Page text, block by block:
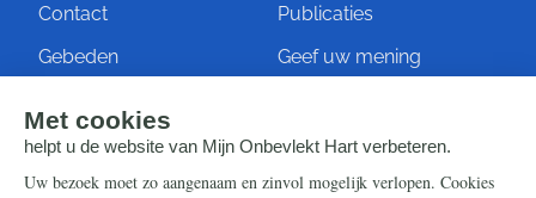
Contact
Gebeden
Publicaties
Geef uw mening
Steun ons Info